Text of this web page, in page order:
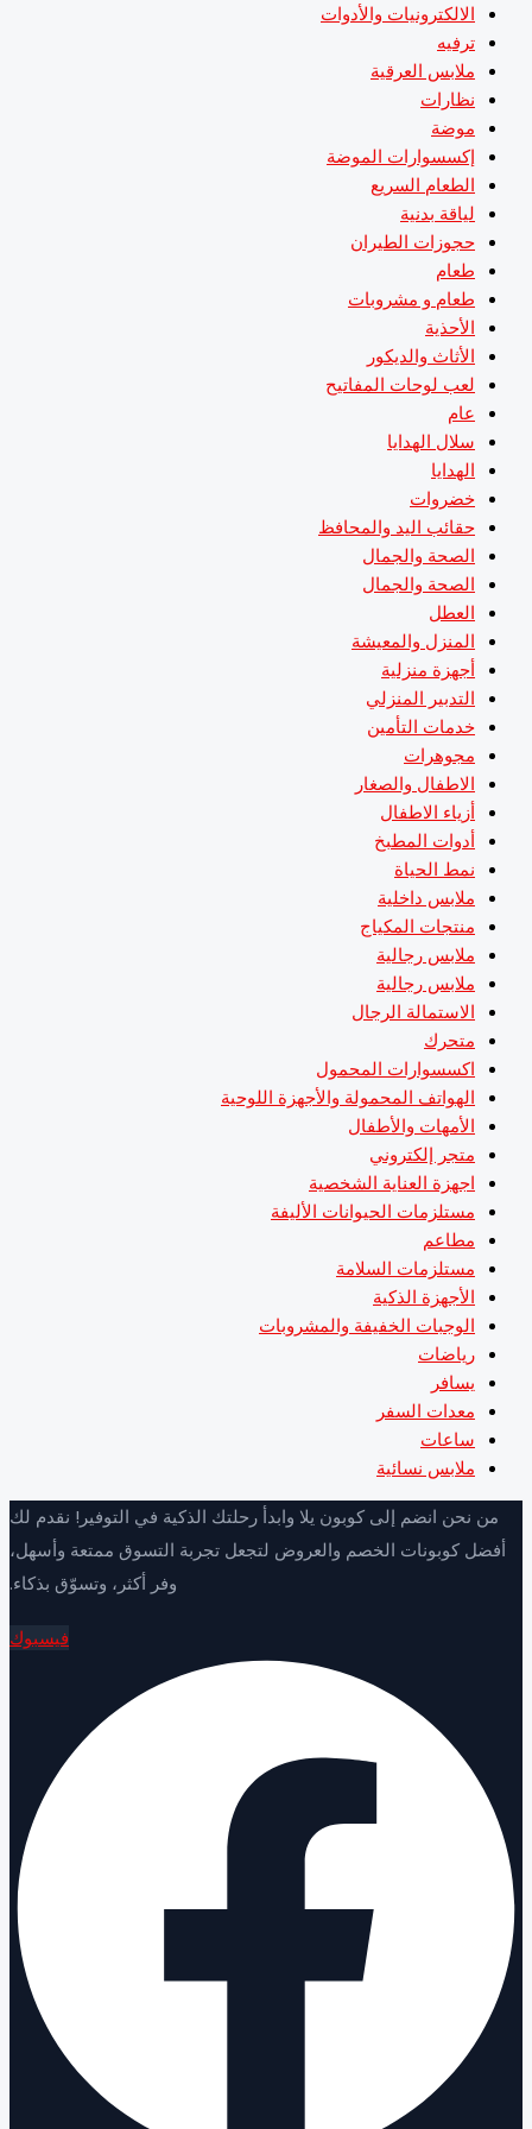
الالكترونيات والأدوات
ترفيه
ملابس العرقية
نظارات
موضة
إكسسوارات الموضة
الطعام السريع
لياقة بدنية
حجوزات الطيران
طعام
طعام و مشروبات
الأحذية
الأثاث والديكور
لعب لوحات المفاتيح
عام
سلال الهدايا
الهدايا
خضروات
حقائب اليد والمحافظ
الصحة والجمال
الصحة والجمال
العطل
المنزل والمعيشة
أجهزة منزلية
التدبير المنزلي
خدمات التأمين
مجوهرات
الاطفال والصغار
أزياء الاطفال
أدوات المطبخ
نمط الحياة
ملابس داخلية
منتجات المكياج
ملابس رجالية
ملابس رجالية
الاستمالة الرجال
متحرك
اكسسوارات المحمول
الهواتف المحمولة والأجهزة اللوحية
الأمهات والأطفال
متجر إلكتروني
اجهزة العناية الشخصية
مستلزمات الحيوانات الأليفة
مطاعم
مستلزمات السلامة
الأجهزة الذكية
الوجبات الخفيفة والمشروبات
رياضات
يسافر
معدات السفر
ساعات
ملابس نسائية
من نحن انضم إلى كوبون يلا وابدأ رحلتك الذكية في التوفير! نقدم لك
كوبونات الخصم والعروض لتجعل تجربة التسوق ممتعة وأسهل،
وفر أكثر، وتسوّق بذكاء.
فيسبوك